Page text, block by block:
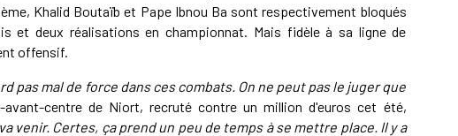
Khalid Boutaïb et Pape Ibnou Ba sont respectivement bloqués
et deux réalisations en championnat. Mais fidèle à sa ligne de
offensif.
pas mal de force dans ces combats. On ne peut pas le juger que
avant-centre de Niort, recruté contre un million d'euros cet été,
venir. Certes, ça prend un peu de temps à se mettre place. Il y a